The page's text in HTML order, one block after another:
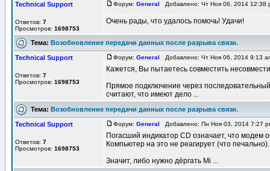
Technical Support
Ответов: 7
Просмотров: 1698753
Форум: General Добавлено: Чт Ноя 06, 2014
Очень рады, что удалось помочь! Удачи!
Тема: Возобновление передачи данных после разрыва связи.
Technical Support
Ответов: 7
Просмотров: 1698753
Форум: General Добавлено: Чт Ноя 06, 2014 9:13
Кажется, Вы пытаетесь совместить
Прямое подключение через
считают, что имеют дело ...
Тема: Возобновление передачи данных после разрыва связи.
Technical Support
Ответов: 7
Просмотров: 1698753
Форум: General Добавлено: Пн Ноя 03, 2014 7:27
Погасший индикатор CD означает, что модем
Компьютер на это не реагирует (что печально).
Значит, либо нужно дёргать Mi ...